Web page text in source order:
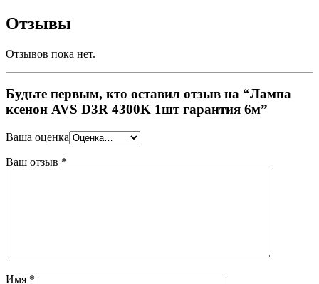
Отзывы
Отзывов пока нет.
Будьте первым, кто оставил отзыв на “Лампа
ксенон AVS D3R 4300K 1шт гарантия 6м”
Ваша оценка
Ваш отзыв *
Имя *